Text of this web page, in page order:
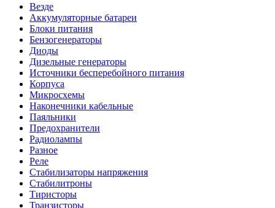
Везде
Аккумуляторные батареи
Блоки питания
Бензогенераторы
Диоды
Дизельные генераторы
Источники бесперебойного питания
Корпуса
Микросхемы
Наконечники кабельные
Паяльники
Предохранители
Радиолампы
Разное
Реле
Стабилизаторы напряжения
Стабилитроны
Тиристоры
Транзисторы